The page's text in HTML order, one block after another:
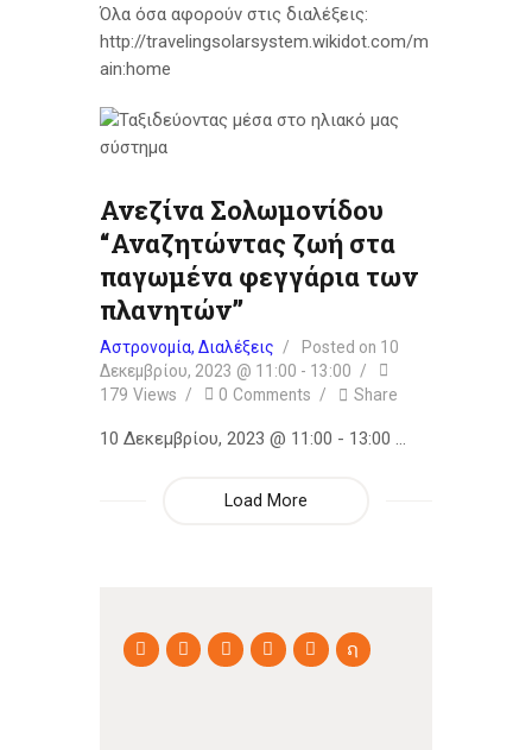
Όλα όσα αφορούν στις διαλέξεις:
http://travelingsolarsystem.wikidot.com/m
ain:home
Ανεζίνα Σολωμονίδου
“Αναζητώντας ζωή στα
παγωμένα φεγγάρια των
πλανητών”
Αστρονομία, Διαλέξεις Posted on 10
Δεκεμβρίου, 2023 @ 11:00 - 13:00
179 Views 0 Comments Share
10 Δεκεμβρίου, 2023 @ 11:00 - 13:00 …
Load More